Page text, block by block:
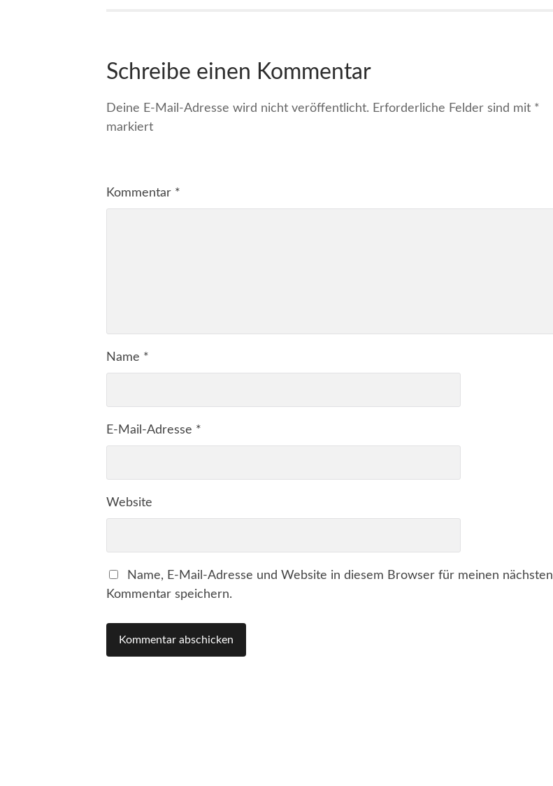
Schreibe einen Kommentar
Deine E-Mail-Adresse wird nicht veröffentlicht. Erforderliche Felder sind mit *
markiert
Kommentar *
Name *
E-Mail-Adresse *
Website
Name, E-Mail-Adresse und Website in diesem Browser für meinen nächsten
Kommentar speichern.